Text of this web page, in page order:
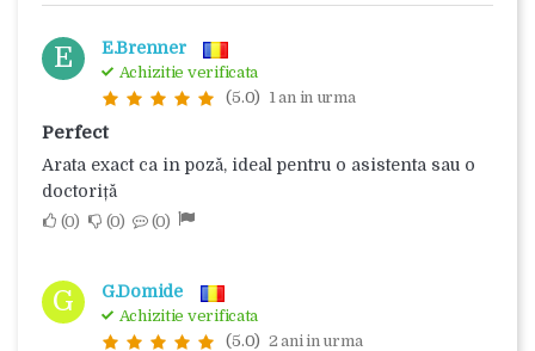
E E.Brenner
Achizitie verificata
(5.0) 1 an in urma
Perfect
Arata exact ca in poză, ideal pentru o asistenta sau o
doctoriță
0 0 0
G G.Domide
Achizitie verificata
(5.0) 2 ani in urma